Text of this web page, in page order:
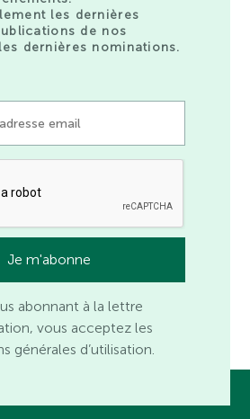
les dernières
de nos
dernières nominations.
abonnant à la lettre
vous acceptez les
générales d’utilisation.